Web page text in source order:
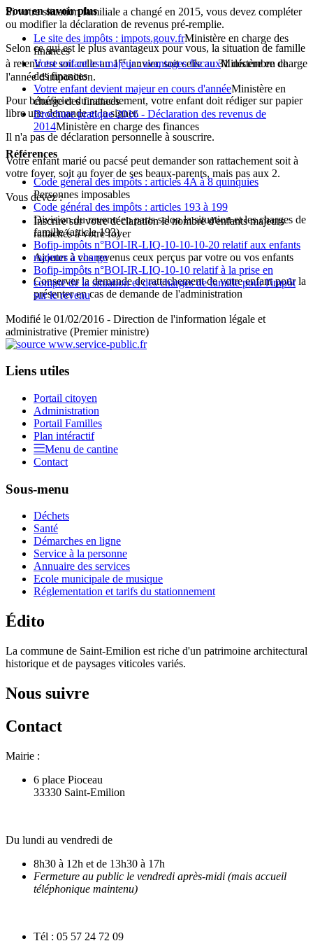
Si votre situation familiale a changé en 2015, vous devez compléter
ou modifier la déclaration de revenus pré-remplie.
Selon ce qui est le plus avantageux pour vous, la situation de famille
à retenir est soit celle au 1erjanvier, soit celle au 31 décembre de
l'année d'imposition.
Pour bénéficier du rattachement, votre enfant doit rédiger sur papier
libre une demande et la signer.
Il n'a pas de déclaration personnelle à souscrire.
Votre enfant marié ou pacsé peut demander son rattachement soit à
votre foyer, soit au foyer de ses beaux-parents, mais pas aux 2.
Vous devez :
Inscrire sur votre déclaration le nombre d'enfants majeurs
rattachés à votre foyer
Ajouter à vos revenus ceux perçus par votre ou vos enfants
Conserver la demande de rattachement de votre enfant pour la
présenter en cas de demande de l'administration
Pour en savoir plus
Le site des impôts : impots.gouv.frMinistère en charge des
finances
Votre enfant est majeur : avantages fiscauxMinistère en charge
des finances
Votre enfant devient majeur en cours d'annéeMinistère en
charge des finances
Brochure pratique 2016 - Déclaration des revenus de
2014Ministère en charge des finances
Références
Code général des impôts : articles 4A à 8 quinquies
Personnes imposables
Code général des impôts : articles 193 à 199
Division du revenu en parts selon la situation et les charges de
famille (article 193)
Bofip-impôts n°BOI-IR-LIQ-10-10-10-20 relatif aux enfants
majeurs à charge
Bofip-impôts n°BOI-IR-LIQ-10-10 relatif à la prise en
compte de la situation et des charges de famille pour l'impôt
sur le revenu
Modifié le 01/02/2016 - Direction de l'information légale et
administrative (Premier ministre)
Liens utiles
Portail citoyen
Administration
Portail Familles
Plan intéractif
Menu de cantine
Contact
Sous-menu
Déchets
Santé
Démarches en ligne
Service à la personne
Annuaire des services
Ecole municipale de musique
Réglementation et tarifs du stationnement
Édito
La commune de Saint-Emilion est riche d'un patrimoine architectural
historique et de paysages viticoles variés.
Nous suivre
Contact
Mairie :
6 place Pioceau
33330 Saint-Emilion
Du lundi au vendredi de
8h30 à 12h et de 13h30 à 17h
Fermeture au public le vendredi après-midi (mais accueil
téléphonique maintenu)
Tél : 05 57 24 72 09